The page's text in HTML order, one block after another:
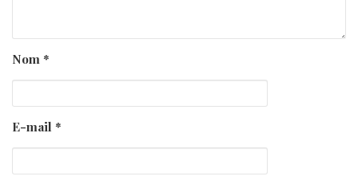
Nom *
E-mail *